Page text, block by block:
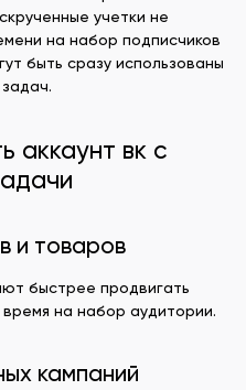
учетки не
на набор подписчиков
быть сразу использованы
аккаунт вк с
и товаров
быстрее продвигать
время на набор аудитории.
кампаний